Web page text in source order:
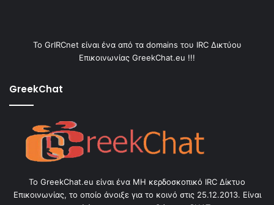
Το GrIRCnet είναι ένα από τα domains του IRC Δικτύου
Επικοινωνίας GreekChat.eu !!!
GreekChat
Το GreekChat.eu είναι ένα ΜΗ κερδοσκοπικό IRC Δίκτυο
Επικοινωνίας, το οποίο άνοιξε για το κοινό στις 25.12.2013. Είναι